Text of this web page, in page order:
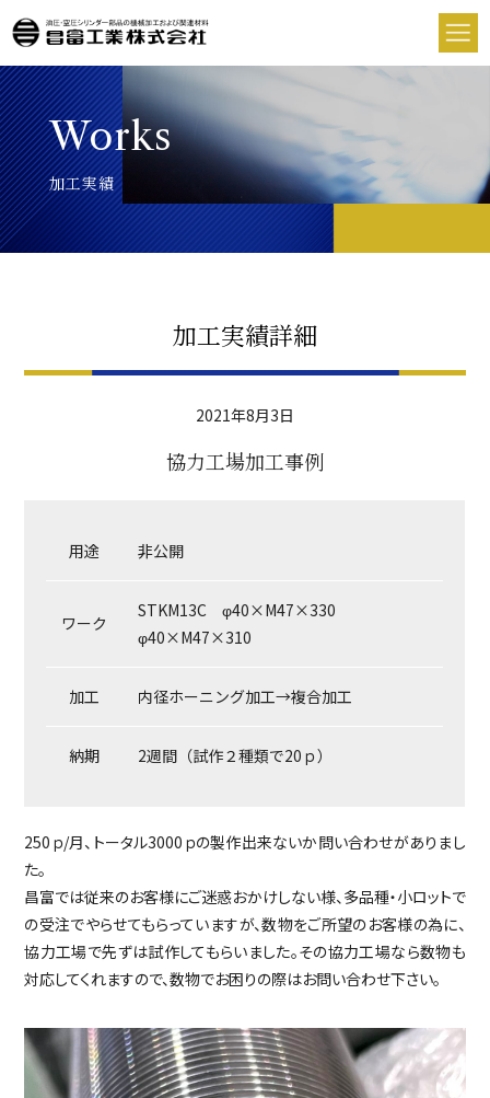
Works
加工実績
加工実績詳細
2021年8月3日
協力工場加工事例
用途 非公開
ワーク
STKM13C φ40×M47×330
φ40×M47×310
加工 内径ホーニング加工→複合加工
納期 2週間（試作２種類で20ｐ）
250ｐ/月、トータル3000ｐの製作出来ないか問い合わせがありまし
た。
昌富では従来のお客様にご迷惑おかけしない様、多品種・小ロットで
の受注でやらせてもらっていますが、数物をご所望のお客様の為に、
協力工場で先ずは試作してもらいました。その協力工場なら数物も
対応してくれますので、数物でお困りの際はお問い合わせ下さい。